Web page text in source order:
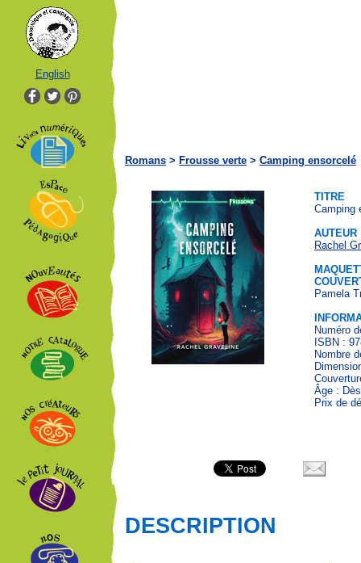
English
Romans > Frousse verte > Camping ensorcelé
TITRE
Camping
AUTEUR
Rachel
Pamela
Numéro
ISBN :
Nombre
Âge :
Prix de
DESCRIPTION